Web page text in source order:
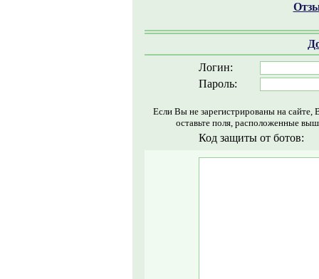
Логин:
Пароль:
Если Вы не зарегистрированы на
оставьте поля, расположенные
Код защиты от ботов: